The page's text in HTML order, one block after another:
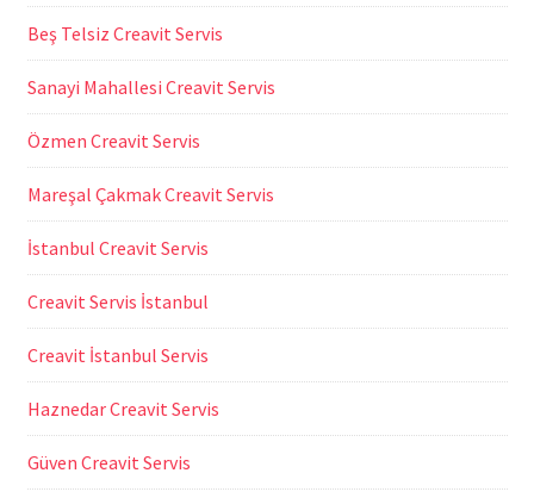
Beş Telsiz Creavit Servis
Sanayi Mahallesi Creavit Servis
Özmen Creavit Servis
Mareşal Çakmak Creavit Servis
İstanbul Creavit Servis
Creavit Servis İstanbul
Creavit İstanbul Servis
Haznedar Creavit Servis
Güven Creavit Servis